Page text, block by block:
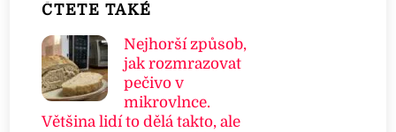
ČTETE TAKÉ
Nejhorší způsob,
jak rozmrazovat
pečivo v
mikrovlnce.
Většina lidí to dělá takto, ale